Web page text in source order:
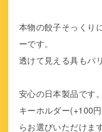
本物の餃子そっくり
ーです。
透けて見える具もパ
安心の日本製品です。
キーホルダー(+100
らお選びいただけます